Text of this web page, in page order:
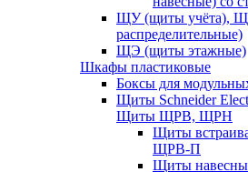
ЩУ (щиты учёта),
распределительные)
ЩЭ (щиты этажные)
Шкафы пластиковые
Боксы для
Щиты Schneider
Щиты ЩРВ, ЩРН
Щиты
ЩРВ-П
Щиты